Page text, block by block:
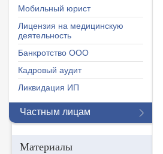
Мобильный юрист
Лицензия на медицинскую
деятельность
Банкротство ООО
Кадровый аудит
Ликвидация ИП
Частным лицам
Материалы